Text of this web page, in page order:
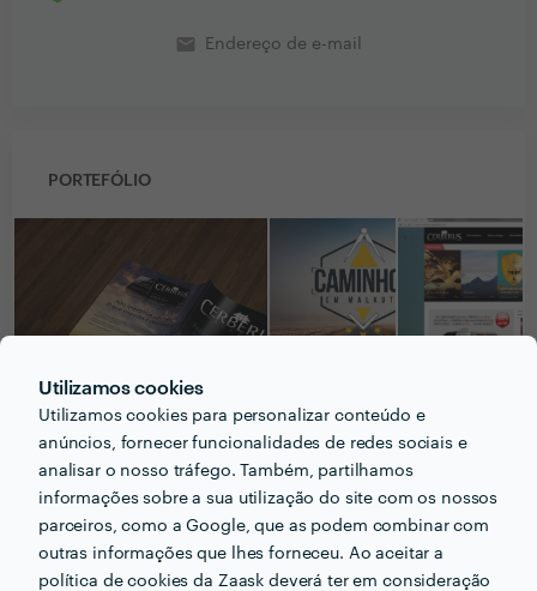
Utilizamos cookies
Utilizamos cookies para personalizar conteúdo e
anúncios, fornecer funcionalidades de redes sociais e
analisar o nosso tráfego. Também, partilhamos
informações sobre a sua utilização do site com os nossos
parceiros, como a Google, que as podem combinar com
outras informações que lhes forneceu. Ao aceitar a
política de cookies da Zaask deverá ter em consideração
email Endereço de e-mail
PORTEFÓLIO
Receba várias propostas de profissionais como
Juliano Carvalho em poucas horas.